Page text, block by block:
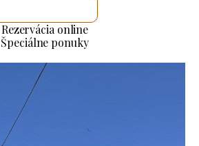
Rezervácia online
Špeciálne ponuky